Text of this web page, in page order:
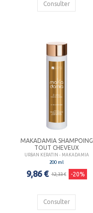
Consulter
MAKADAMIA SHAMPOING
TOUT CHEVEUX
URBAN KERATIN - MAKADAMIA
200 ml
9,86 € 12,33 € -20%
Consulter